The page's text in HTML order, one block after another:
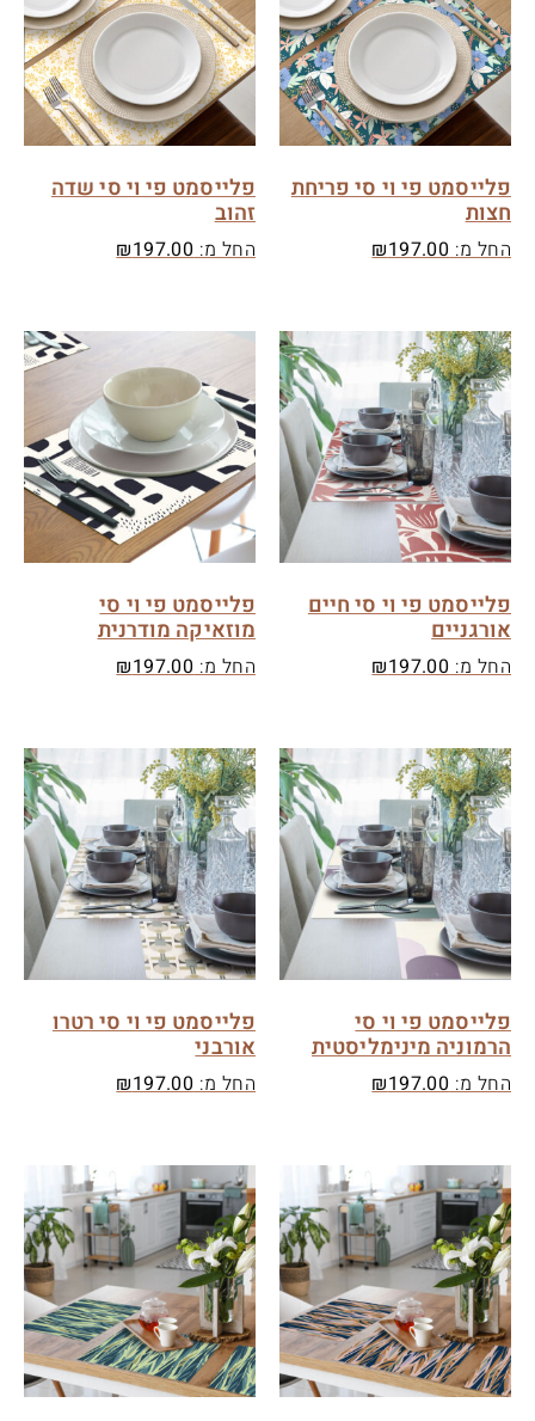
פלייסמט פי וי סי פריחת
חצות
החל מ: ₪197.00
פלייסמט פי וי סי שדה
זהוב
החל מ: ₪197.00
פלייסמט פי וי סי חיים
אורגניים
החל מ: ₪197.00
פלייסמט פי וי סי
מוזאיקה מודרנית
החל מ: ₪197.00
פלייסמט פי וי סי
הרמוניה מינימליסטית
החל מ: ₪197.00
פלייסמט פי וי סי רטרו
אורבני
החל מ: ₪197.00